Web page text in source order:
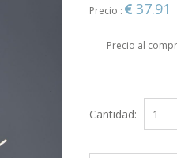
Precio : 37.91
Precio al
Cantidad: